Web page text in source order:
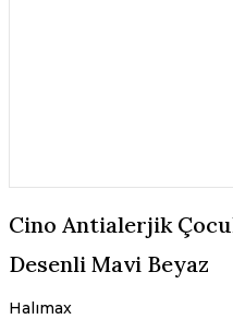
Cino Antialerjik
Desenli Mavi Beyaz
Halımax